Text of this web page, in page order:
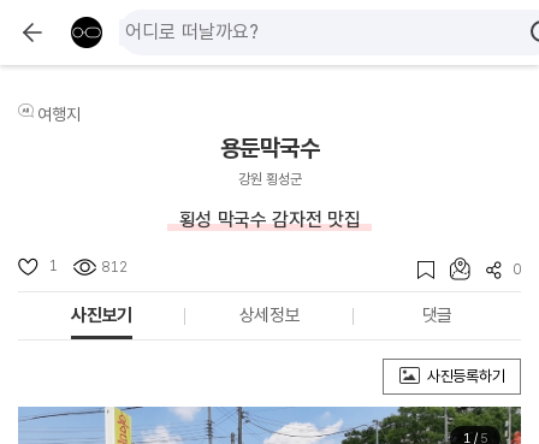
여행지
용둔막국수
강원 횡성군
횡성 막국수 감자전 맛집
1 812 0
사진보기 상세정보 댓글
사진등록하기
1/ 5